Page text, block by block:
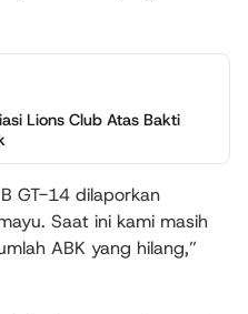
Lions Club Atas Bakti
GT-14 dilaporkan
Saat ini kami masih
ABK yang hilang,”